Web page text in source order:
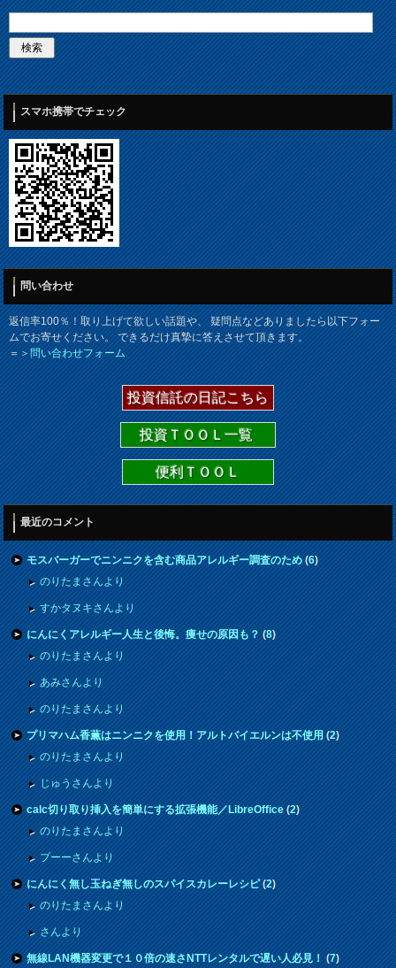
スマホ携帯でチェック
問い合わせ
返信率100％！取り上げて欲しい話題や、 疑問点などありましたら以下フォー
ムでお寄せください。 できるだけ真摯に答えさせて頂きます。
＝＞問い合わせフォーム
投資信託の日記こちら
投資ＴＯＯＬ一覧
便利ＴＯＯＬ
最近のコメント
モスバーガーでニンニクを含む商品アレルギー調査のため(6)
のりたまさんより
すかタヌキさんより
にんにくアレルギー人生と後悔。痩せの原因も？(8)
のりたまさんより
あみさんより
のりたまさんより
プリマハム香薫はニンニクを使用！アルトバイエルンは不使用(2)
のりたまさんより
じゅうさんより
calc切り取り挿入を簡単にする拡張機能／LibreOffice(2)
のりたまさんより
プーーさんより
にんにく無し玉ねぎ無しのスパイスカレーレシピ(2)
のりたまさんより
さんより
無線LAN機器変更で１０倍の速さNTTレンタルで遅い人必見！(7)